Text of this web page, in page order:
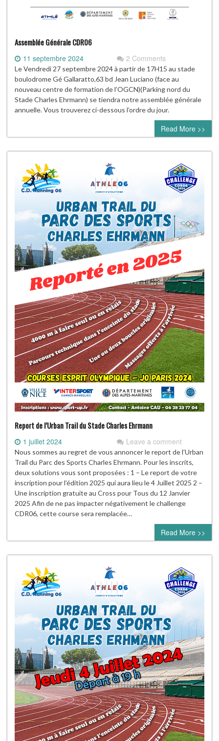
Assemblée Générale CDR06
11 septembre 2024 2 Comments
Le Vendredi 27 septembre 2024 à partir de 17H15 au stade
boulodrome Gé Gallaratto,63 bd Jean Luciano (face au
nouveau centre de formation de l’OGCN)(Parking nord du
Stade Charles Ehrmann) se tiendra notre assemblée générale
annuelle. Vous trouverez ci-dessous l’ordre du jour.
Read More >>
Report de l’Urban Trail du Stade Charles Ehrmann
1 juillet 2024 Leave a comment
Nous sommes au regret de vous annoncer le report de l’Urban
Trail du Parc des Sports Charles Ehrmann. Pour les inscrits,
deux solutions vous sont proposées : 1 – Le report de votre
inscription pour l’édition 2025 qui aura lieu le 4 Juillet 2025 2 –
Une inscription gratuite au Cross pour Tous du 12 Janvier
2025 Afin de ne pas impacter négativement le challenge
CDR06, cette course sera remplacée…
Read More >>